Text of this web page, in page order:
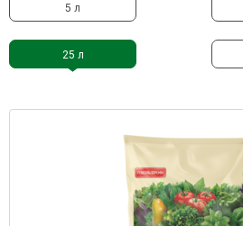
Культури
Медіа
Контакти
5 л
25 л